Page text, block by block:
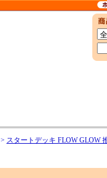
> スタートデッキ FLOW GLOW